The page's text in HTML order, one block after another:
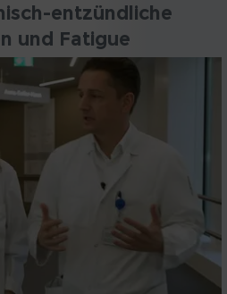
entzündliche
und Fatigue